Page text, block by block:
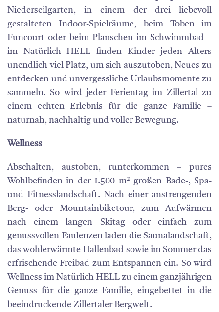
Niederseilgarten, in einem der drei liebevoll
gestalteten Indoor-Spielräume, beim Toben im
Funcourt oder beim Planschen im Schwimmbad –
im Natürlich HELL finden Kinder jeden Alters
unendlich viel Platz, um sich auszutoben, Neues zu
entdecken und unvergessliche Urlaubsmomente zu
sammeln. So wird jeder Ferientag im Zillertal zu
einem echten Erlebnis für die ganze Familie –
naturnah, nachhaltig und voller Bewegung.
Wellness
Abschalten, austoben, runterkommen – pures
Wohlbefinden in der 1.500 m² großen Bade-, Spa-
und Fitnesslandschaft. Nach einer anstrengenden
Berg- oder Mountainbiketour, zum Aufwärmen
nach einem langen Skitag oder einfach zum
genussvollen Faulenzen laden die Saunalandschaft,
das wohlerwärmte Hallenbad sowie im Sommer das
erfrischende Freibad zum Entspannen ein. So wird
Wellness im Natürlich HELL zu einem ganzjährigen
Genuss für die ganze Familie, eingebettet in die
beeindruckende Zillertaler Bergwelt.